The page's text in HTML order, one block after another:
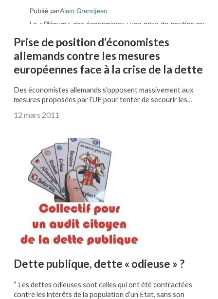
Prise de position d’économistes
allemands contre les mesures
européennes face à la crise de la dette
Des économistes allemands s’opposent massivement aux
mesures proposées par l’UE pour tenter de secourir les…
12 mars 2011
Dette publique, dette « odieuse » ?
“ Les dettes odieuses sont celles qui ont été contractées
contre les intérêts de la population d’un Etat, sans son